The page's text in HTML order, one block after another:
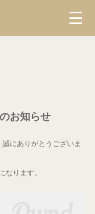
お知らせ
にありがとうございま
ります。